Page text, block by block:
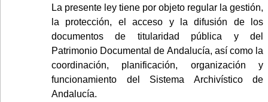
La presente ley tiene por objeto regular la gestión,
la protección, el acceso y la difusión de los
documentos de titularidad pública y del
Patrimonio Documental de Andalucía, así como la
coordinación, planificación, organización y
funcionamiento del Sistema Archivístico de
Andalucía.